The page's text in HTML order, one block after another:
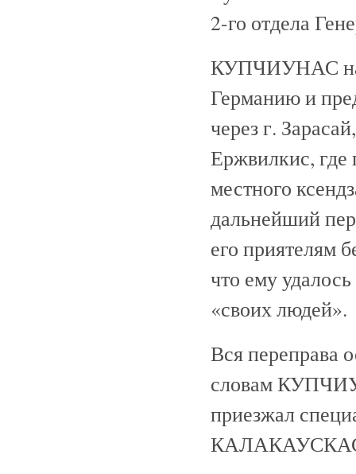
2-го отдела
КУПЧИУНАС
Германию и
через г.
Ержвилкис, где
местного
дальнейший
его приятелям
что ему
«своих людей».
Вся переправа
словам
приезжал